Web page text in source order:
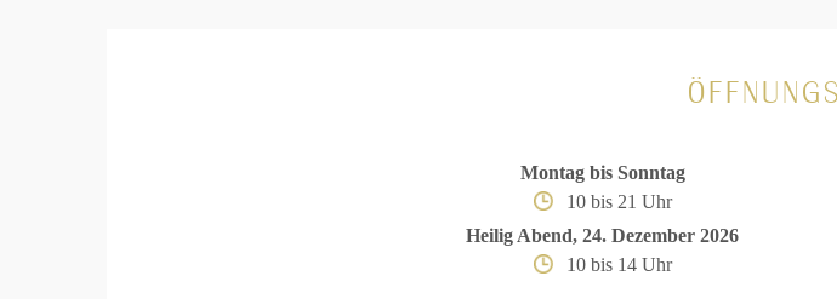
Montag bis Sonntag
10 bis 21 Uhr
Heilig Abend, 24. Dezember 2026
10 bis 14 Uhr